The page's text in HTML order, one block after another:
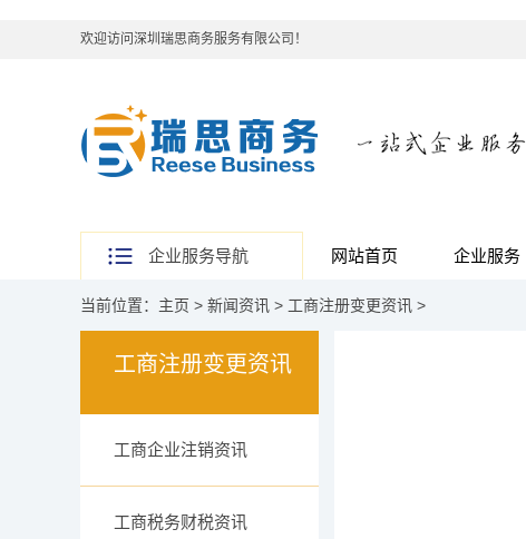
欢迎访问深圳瑞思商务服务有限公司！
企业服务导航 网站首页 企业服务
当前位置： 主页 > 新闻资讯 > 工商注册变更资讯 >
工商注册变更资讯
工商企业注销资讯
工商税务财税资讯